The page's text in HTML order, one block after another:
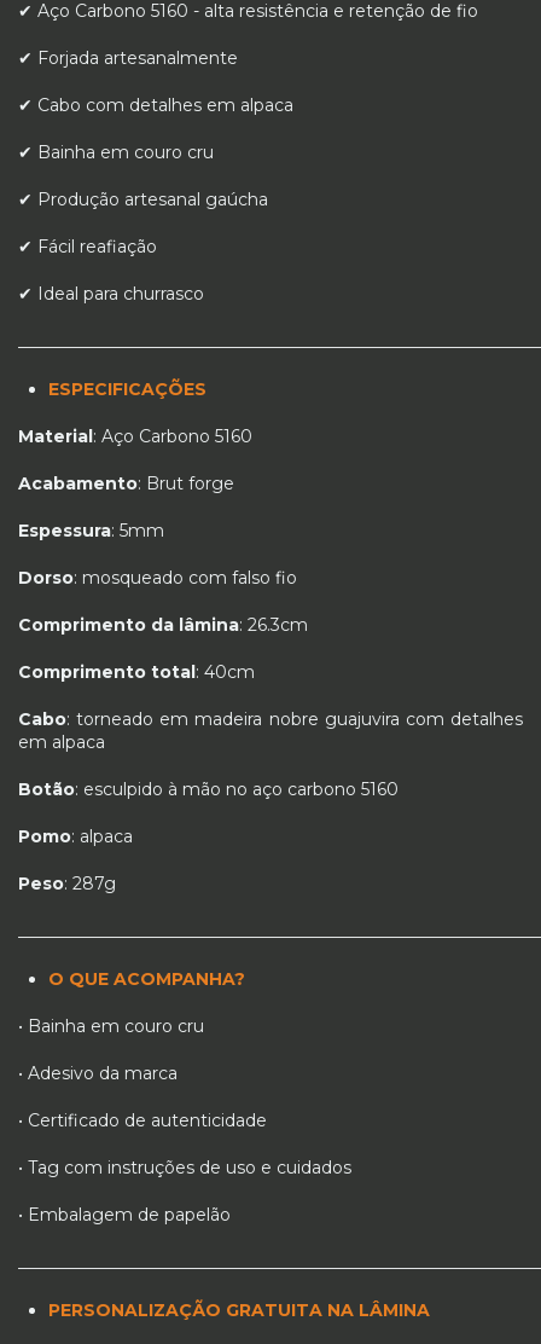
✔ Aço Carbono 5160 - alta resistência e retenção de fio
✔ Forjada artesanalmente
✔ Cabo com detalhes em alpaca
✔ Bainha em couro cru
✔ Produção artesanal gaúcha
✔ Fácil reafiação
✔ Ideal para churrasco
ESPECIFICAÇÕES
Material: Aço Carbono 5160
Acabamento: Brut forge
Espessura: 5mm
Dorso: mosqueado com falso fio
Comprimento da lâmina: 26.3cm
Comprimento total: 40cm
Cabo: torneado em madeira nobre guajuvira com detalhes
em alpaca
Botão: esculpido à mão no aço carbono 5160
Pomo: alpaca
Peso: 287g
O QUE ACOMPANHA?
• Bainha em couro cru
• Adesivo da marca
• Certificado de autenticidade
• Tag com instruções de uso e cuidados
• Embalagem de papelão
PERSONALIZAÇÃO GRATUITA NA LÂMINA